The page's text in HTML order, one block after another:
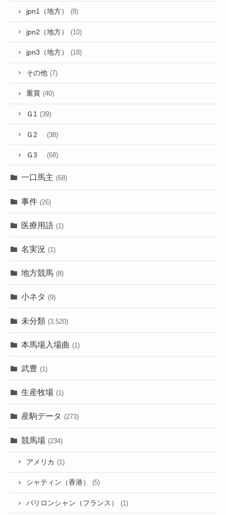
jpn1（地方） (8)
jpn2（地方） (10)
jpn3（地方） (18)
その他 (7)
重賞 (40)
Ｇ1 (39)
Ｇ2 (38)
Ｇ3 (68)
一口馬主 (68)
事件 (26)
医療用語 (1)
名実況 (1)
地方競馬 (8)
小ネタ (9)
未分類 (3,520)
本馬場入場曲 (1)
武豊 (1)
生産牧場 (1)
産駒データ (273)
競馬場 (234)
アメリカ (1)
シャティン（香港） (5)
パリロンシャン（フランス） (1)